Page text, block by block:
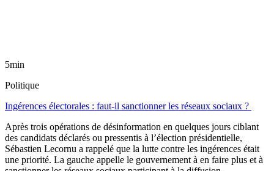
5min
Politique
Ingérences électorales : faut-il sanctionner les réseaux sociaux ?
Après trois opérations de désinformation en quelques jours ciblant
des candidats déclarés ou pressentis à l’élection présidentielle,
Sébastien Lecornu a rappelé que la lutte contre les ingérences était
une priorité. La gauche appelle le gouvernement à en faire plus et à